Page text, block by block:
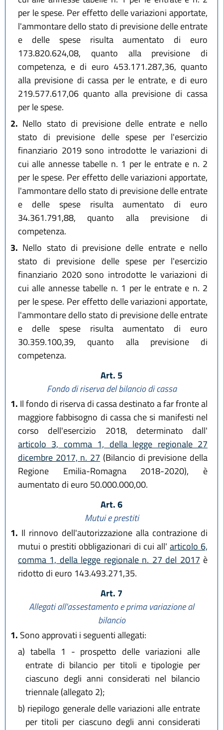
per le spese. Per effetto delle variazioni apportate,
l'ammontare dello stato di previsione delle entrate
e delle spese risulta aumentato di euro
173.820.624,08, quanto alla previsione di
competenza, e di euro 453.171.287,36, quanto
alla previsione di cassa per le entrate, e di euro
219.577.617,06 quanto alla previsione di cassa
per le spese.
2. Nello stato di previsione delle entrate e nello
stato di previsione delle spese per l'esercizio
finanziario 2019 sono introdotte le variazioni di
cui alle annesse tabelle n. 1 per le entrate e n. 2
per le spese. Per effetto delle variazioni apportate,
l'ammontare dello stato di previsione delle entrate
e delle spese risulta aumentato di euro
34.361.791,88, quanto alla previsione di
competenza.
3. Nello stato di previsione delle entrate e nello
stato di previsione delle spese per l'esercizio
finanziario 2020 sono introdotte le variazioni di
cui alle annesse tabelle n. 1 per le entrate e n. 2
per le spese. Per effetto delle variazioni apportate,
l'ammontare dello stato di previsione delle entrate
e delle spese risulta aumentato di euro
30.359.100,39, quanto alla previsione di
competenza.
Art. 5
Fondo di riserva del bilancio di cassa
1. Il fondo di riserva di cassa destinato a far fronte al
maggiore fabbisogno di cassa che si manifesti nel
corso dell'esercizio 2018, determinato dall'
articolo 3, comma 1, della legge regionale 27
dicembre 2017, n. 27 (Bilancio di previsione della
Regione Emilia-Romagna 2018-2020), è
aumentato di euro 50.000.000,00.
Art. 6
Mutui e prestiti
1. Il rinnovo dell'autorizzazione alla contrazione di
mutui o prestiti obbligazionari di cui all' articolo 6,
comma 1, della legge regionale n. 27 del 2017 è
ridotto di euro 143.493.271,35.
Art. 7
Allegati all'assestamento e prima variazione al
bilancio
1. Sono approvati i seguenti allegati:
a) tabella 1 - prospetto delle variazioni alle
entrate di bilancio per titoli e tipologie per
ciascuno degli anni considerati nel bilancio
triennale (allegato 2);
b) riepilogo generale delle variazioni alle entrate
per titoli per ciascuno degli anni considerati